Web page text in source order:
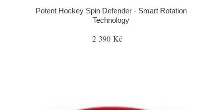
Potent Hockey Spin Defender - Smart Rotation
Technology
2 390 Kč